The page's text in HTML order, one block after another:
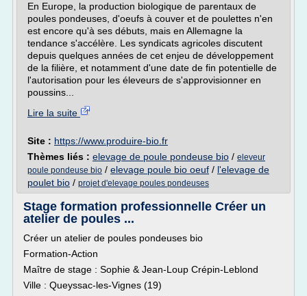
En Europe, la production biologique de parentaux de
poules pondeuses, d'oeufs à couver et de poulettes n'en
est encore qu'à ses débuts, mais en Allemagne la
tendance s'accélère. Les syndicats agricoles discutent
depuis quelques années de cet enjeu de développement
de la filière, et notamment d'une date de fin potentielle de
l'autorisation pour les éleveurs de s'approvisionner en
poussins...
Lire la suite
Site : https://www.produire-bio.fr
Thèmes liés : elevage de poule pondeuse bio / eleveur
poule pondeuse bio / elevage poule bio oeuf / l'elevage de
poulet bio / projet d'elevage poules pondeuses
Stage formation professionnelle Créer un
atelier de poules ...
Créer un atelier de poules pondeuses bio
Formation-Action
Maître de stage : Sophie & Jean-Loup Crépin-Leblond
Ville : Queyssac-les-Vignes (19)